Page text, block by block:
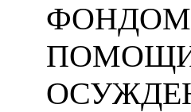
ФОНДОМ